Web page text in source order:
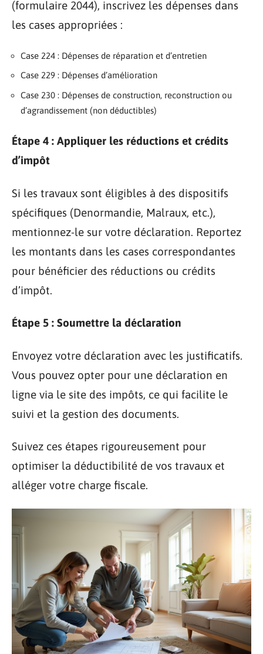
(formulaire 2044), inscrivez les dépenses dans
les cases appropriées :
Case 224 : Dépenses de réparation et d’entretien
Case 229 : Dépenses d’amélioration
Case 230 : Dépenses de construction, reconstruction ou
d’agrandissement (non déductibles)
Étape 4 : Appliquer les réductions et crédits
d’impôt
Si les travaux sont éligibles à des dispositifs
spécifiques (Denormandie, Malraux, etc.),
mentionnez-le sur votre déclaration. Reportez
les montants dans les cases correspondantes
pour bénéficier des réductions ou crédits
d’impôt.
Étape 5 : Soumettre la déclaration
Envoyez votre déclaration avec les justificatifs.
Vous pouvez opter pour une déclaration en
ligne via le site des impôts, ce qui facilite le
suivi et la gestion des documents.
Suivez ces étapes rigoureusement pour
optimiser la déductibilité de vos travaux et
alléger votre charge fiscale.